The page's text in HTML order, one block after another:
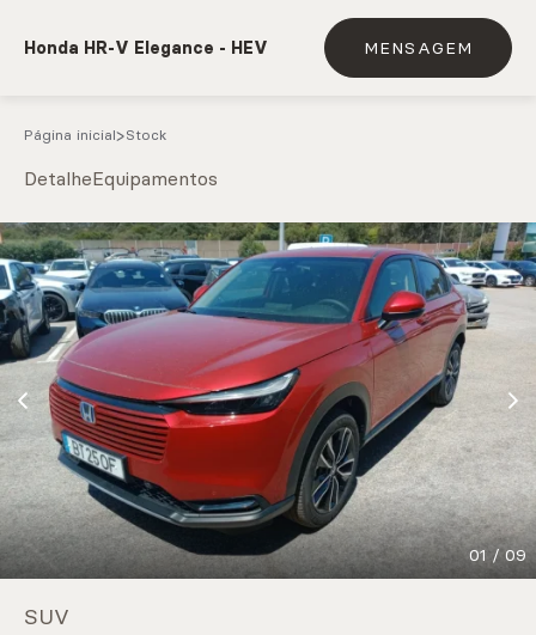
Honda HR-V Elegance - HEV MENSAGEM
Página inicial Stock
DetalheEquipamentos
01 / 09
SUV
e.g. Mercedes-Benz; BMW; Ford
Stock
CARREGAR MAIS
Marcas